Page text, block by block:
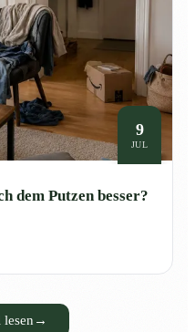
9
JUL
dem Putzen besser?
→